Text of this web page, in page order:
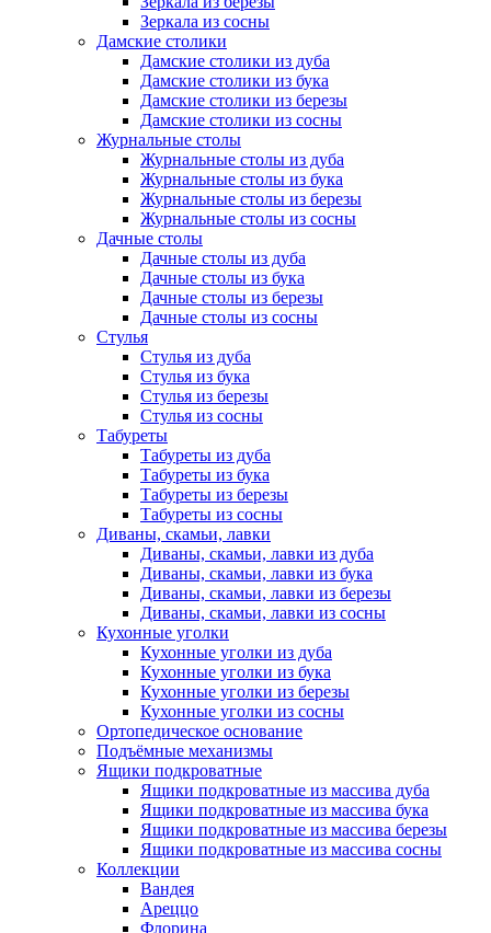
Зеркала из сосны
Дамские столики
Дамские столики из дуба
Дамские столики из бука
Дамские столики из березы
Дамские столики из сосны
Журнальные столы
Журнальные столы из дуба
Журнальные столы из бука
Журнальные столы из березы
Журнальные столы из сосны
Дачные столы
Дачные столы из дуба
Дачные столы из бука
Дачные столы из березы
Дачные столы из сосны
Стулья
Стулья из дуба
Стулья из бука
Стулья из березы
Стулья из сосны
Табуреты
Табуреты из дуба
Табуреты из бука
Табуреты из березы
Табуреты из сосны
Диваны, скамьи, лавки
Диваны, скамьи, лавки из дуба
Диваны, скамьи, лавки из бука
Диваны, скамьи, лавки из березы
Диваны, скамьи, лавки из сосны
Кухонные уголки
Кухонные уголки из дуба
Кухонные уголки из бука
Кухонные уголки из березы
Кухонные уголки из сосны
Ортопедическое основание
Подъёмные механизмы
Ящики подкроватные
Ящики подкроватные из массива дуба
Ящики подкроватные из массива бука
Ящики подкроватные из массива березы
Ящики подкроватные из массива сосны
Коллекции
Вандея
Ареццо
Флорина